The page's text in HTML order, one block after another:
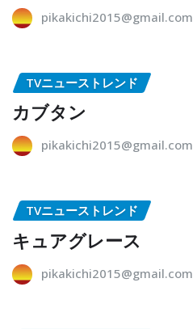
pikakichi2015@gmail.com
TVニューストレンド
カブタン
pikakichi2015@gmail.com
TVニューストレンド
キュアグレース
pikakichi2015@gmail.com